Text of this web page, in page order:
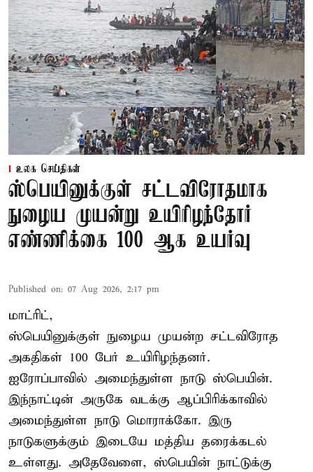
உலக செய்திகள்
ஸ்பெயினுக்குள் சட்டவிரோதமாக
நுழைய முயன்று உயிரிழந்தோர்
எண்ணிக்கை 100 ஆக உயர்வு
Published on: 07 Aug 2026, 2:17 pm
மாட்ரிட்,
ஸ்பெயினுக்குள் நுழைய முயன்ற சட்டவிரோத
அகதிகள் 100 பேர் உயிரிழந்தனர்.
ஐரோப்பாவில் அமைந்துள்ள நாடு ஸ்பெயின்.
இந்நாட்டின் அருகே வடக்கு ஆப்பிரிக்காவில்
அமைந்துள்ள நாடு மொராக்கோ. இரு
நாடுகளுக்கும் இடையே மத்திய தரைக்கடல்
உள்ளது. அதேவேளை, ஸ்பெயின் நாட்டுக்கு